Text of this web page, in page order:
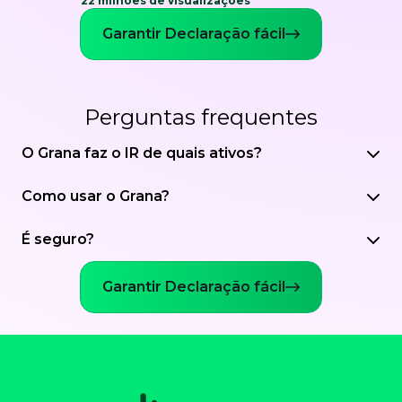
Garantir Declaração fácil
Perguntas frequentes
O Grana faz o IR de quais ativos?
Como usar o Grana?
É seguro?
Garantir Declaração fácil